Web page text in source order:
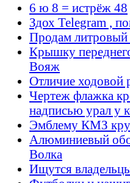
6 ю 8 = истрёж 48
Здох Telegram ,
Продам литровый
Крышку
Вояж
Отличие ходовой
Чертеж флажка
надписью урал у
Эмблему КМЗ
Алюминиевый
Волка
Ищутся